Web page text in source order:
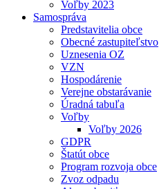
Voľby 2023
Samospráva
Predstavitelia obce
Obecné zastupiteľstvo
Uznesenia OZ
VZN
Hospodárenie
Verejne obstarávanie
Úradná tabuľa
Voľby
Voľby 2026
GDPR
Štatút obce
Program rozvoja obce
Zvoz odpadu